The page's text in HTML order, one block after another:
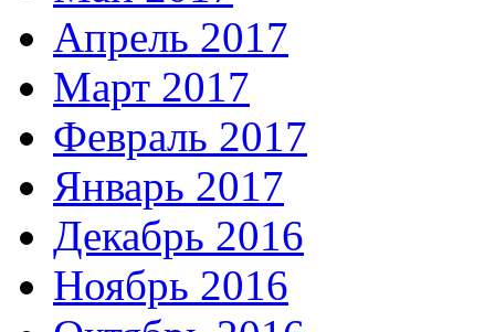
Апрель 2017
Март 2017
Февраль 2017
Январь 2017
Декабрь 2016
Ноябрь 2016